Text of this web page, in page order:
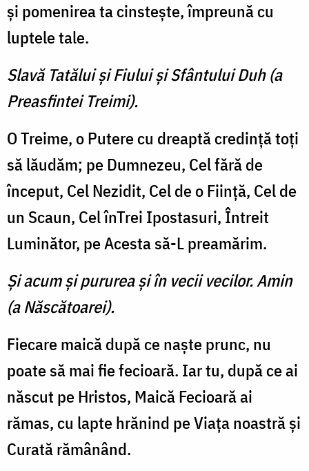
şi pomenirea ta cinsteşte, împreună cu
luptele tale.
Slavă Tatălui şi Fiului şi Sfântului Duh (a
Preasfintei Treimi).
O Treime, o Putere cu dreaptă credinţă toţi
să lăudăm; pe Dumnezeu, Cel fără de
început, Cel Nezidit, Cel de o Fiinţă, Cel de
un Scaun, Cel înTrei Ipostasuri, Întreit
Luminător, pe Acesta să-L preamărim.
Şi acum şi pururea şi în vecii vecilor. Amin
(a Născătoarei).
Fiecare maică după ce naşte prunc, nu
poate să mai fie fecioară. Iar tu, după ce ai
născut pe Hristos, Maică Fecioară ai
rămas, cu lapte hrănind pe Viaţa noastră şi
Curată rămânând.